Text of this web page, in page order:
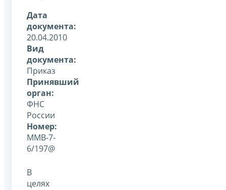
Дата
документа:
20.04.2010
Вид
документа:
Приказ
Принявший
орган:
ФНС
России
Номер:
ММВ-7-
6/197@
В
целях